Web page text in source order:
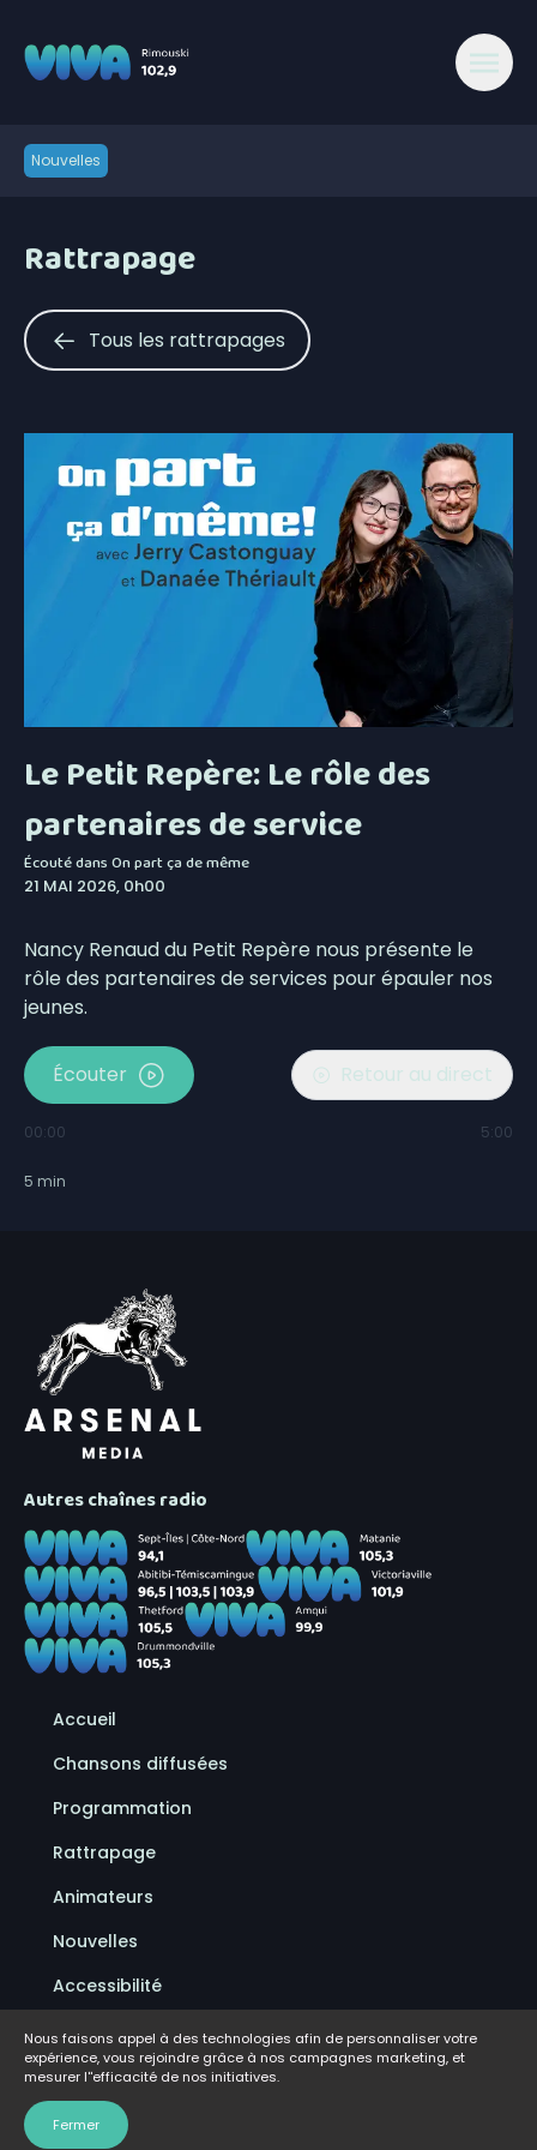
Nouvelles
Rattrapage
Tous les rattrapages
Le Petit Repère: Le rôle des
partenaires de service
Écouté dansOn part ça de même
21 MAI 2026, 0h00
Nancy Renaud du Petit Repère nous présente le
rôle des partenaires de services pour épauler nos
jeunes.
Écouter Retour au direct
00:00 5:00
5 min
Autres chaînes radio
Accueil
Chansons diffusées
Programmation
Rattrapage
Animateurs
Nouvelles
Accessibilité
Politique de confidentialité
Conditions d'utilisation
FAQ
Nous faisons appel à des technologies afin de personnaliser votre
expérience, vous rejoindre grâce à nos campagnes marketing, et
mesurer l''efficacité de nos initiatives.
Fermer